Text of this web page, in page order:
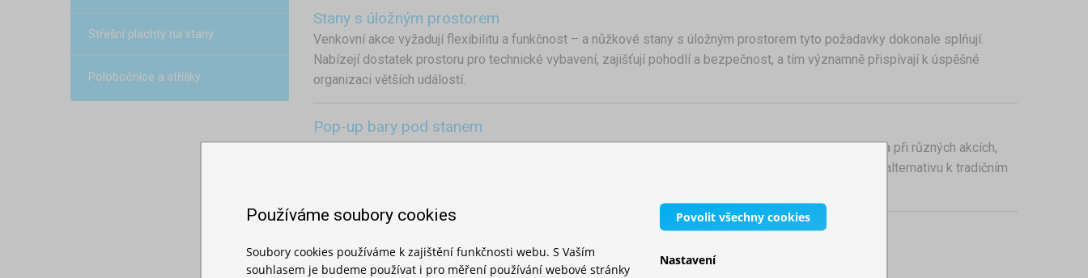
Střešní plachty na stany
Polobočnice a stříšky
Stany s úložným prostorem
Venkovní akce vyžadují flexibilitu a funkčnost – a nůžkové stany s úložným prostorem tyto požadavky dokonale splňují.
Nabízejí dostatek prostoru pro technické vybavení, zajišťují pohodlí a bezpečnost, a tím významně přispívají k úspěšné
organizaci větších událostí.
Pop-up bary pod stanem
Mobilní pouliční gastronomie patří mezi nejrychleji se rozvíjející segmenty v oblasti cateringu, zejména při různých akcích,
festivalech nebo veletrzích. Pop-up bary, tedy dočasné gastronomické stánky, představují pohodlnou alternativu k tradičním
Buďte vidět tam, kde na tom záleží
Používáme soubory cookies
Soubory cookies používáme k zajištění funkčnosti webu. S Vaším
souhlasem je budeme používat i pro měření používání webové stránky
Povolit všechny cookies
Nastavení